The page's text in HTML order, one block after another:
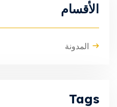
الأقسام
المدونة
Tags